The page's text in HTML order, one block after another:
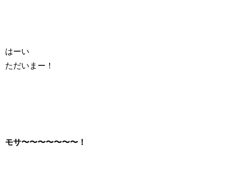
はーい
ただいまー！
モサ〜〜〜〜〜〜〜！